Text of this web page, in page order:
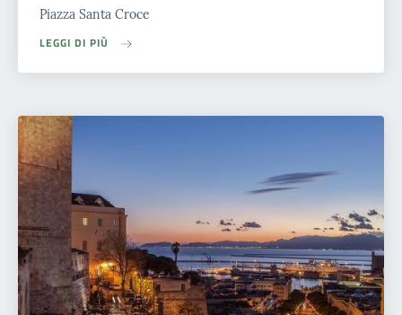
Piazza Santa Croce
LEGGI DI PIÙ